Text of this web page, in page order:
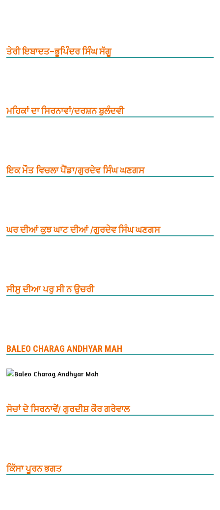
ਤੇਰੀ ਇਬਾਦਤ–ਭੂਪਿੰਦਰ ਸਿੰਘ ਸੱਗੂ
ਮਹਿਕਾਂ ਦਾ ਸਿਰਨਾਵਾਂ/ਦਰਸ਼ਨ ਬੁਲੰਦਵੀ
ਇਕ ਮੌਤ ਵਿਚਲਾ ਪੈਂਡਾ/ਗੁਰਦੇਵ ਸਿੰਘ ਘਣਗਸ
ਘਰ ਦੀਆਂ ਕੁਝ ਘਾਟ ਦੀਆਂ /ਗੁਰਦੇਵ ਸਿੰਘ ਘਣਗਸ
ਸੀਸੁ ਦੀਆ ਪਰੁ ਸੀ ਨ ਉਚਰੀ
BALEO CHARAG ANDHYAR MAH
ਸੋਚਾਂ ਦੇ ਸਿਰਨਾਵੇਂ/ ਗੁਰਦੀਸ਼ ਕੌਰ ਗਰੇਵਾਲ
ਕਿੱਸਾ ਪੂਰਨ ਭਗਤ